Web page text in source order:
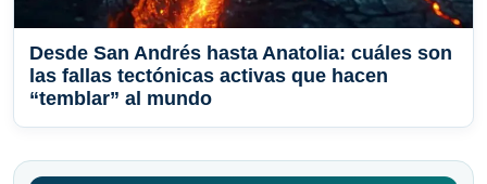
Desde San Andrés hasta Anatolia: cuáles son
las fallas tectónicas activas que hacen
“temblar” al mundo